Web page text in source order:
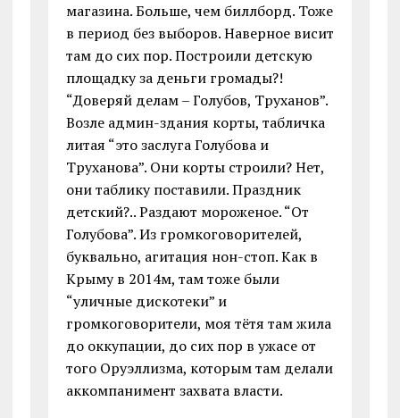
магазина. Больше, чем биллборд. Тоже
в период без выборов. Наверное висит
там до сих пор. Построили детскую
площадку за деньги громады?!
“Доверяй делам – Голубов, Труханов”.
Возле админ-здания корты, табличка
литая “это заслуга Голубова и
Труханова”. Они корты строили? Нет,
они таблику поставили. Праздник
детский?.. Раздают мороженое. “От
Голубова”. Из громкоговорителей,
буквально, агитация нон-стоп. Как в
Крыму в 2014м, там тоже были
“уличные дискотеки” и
громкоговорители, моя тётя там жила
до оккупации, до сих пор в ужасе от
того Оруэллизма, которым там делали
аккомпанимент захвата власти.